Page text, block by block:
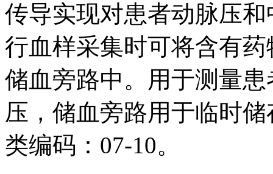
传导实现对患者动脉压
行血样采集时可将含有
储血旁路中。用于测量
压，储血旁路用于临时
类编码：07-10。